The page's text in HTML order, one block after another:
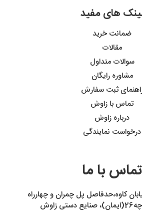
های مفید
ضمانت خرید
مقالات
سوالات متداول
مشاوره رایگان
ثبت سفارش
تماس با زاوش
درباره زاوش
درخواست نمایندگی
تماس با ما
کاوه،حدفاصل پل چمران و چهارراه
زاوش